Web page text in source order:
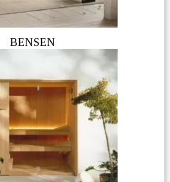
BENSEN